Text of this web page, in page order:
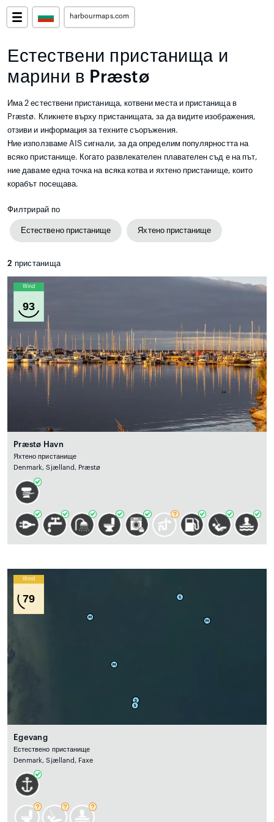
harbourmaps.com
Естествени пристанища и
марини в Præstø
Има 2 естествени пристанища, котвени места и пристанища в
Præstø. Кликнете върху пристанищата, за да видите изображения,
отзиви и информация за техните съоръжения.
Ние използваме AIS сигнали, за да определим популярността на
всяко пристанище. Когато развлекателен плавателен съд е на път,
ние даваме една точка на всяка котва и яхтено пристанище, които
корабът посещава.
Филтрирай по
Естествено пристанище Яхтено пристанище
2 пристанища
Wind
93
Præstø Havn
Яхтено пристанище
Denmark, Sjælland, Præstø
Wind
79
Egevang
Естествено пристанище
Denmark, Sjælland, Faxe